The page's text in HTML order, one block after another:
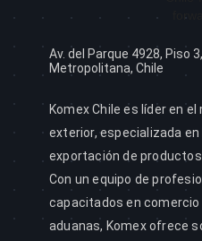
Av. del Parque 4928, Piso
Metropolitana, Chile
Komex Chile es líder en
exterior, especializada
exportación de
Con un equipo de
capacitados en
aduanas, Komex ofrece